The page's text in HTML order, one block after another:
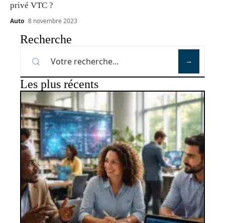
privé VTC ?
Auto 8 novembre 2023
Recherche
Les plus récents